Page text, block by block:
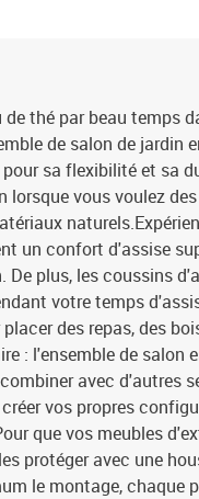
thé par beau temps
de salon de jardin
sa flexibilité et sa
vous voulez
un confort d'assise
De plus, les coussins
votre temps
des repas, des
: l'ensemble de salon
avec d'autres
vos propres
que vos meubles
protéger avec une
le montage, chaque